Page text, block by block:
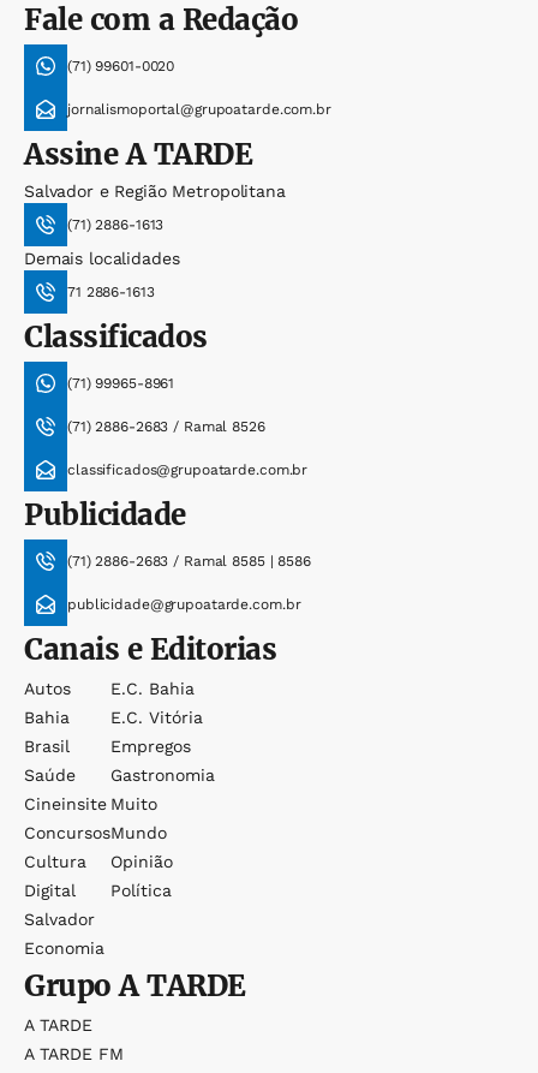
Fale com a Redação
(71) 99601-0020
jornalismoportal@grupoatarde.com.br
AssineA TARDE
Salvador e Região Metropolitana
(71) 2886-1613
Demais localidades
71 2886-1613
Classificados
(71) 99965-8961
(71) 2886-2683 / Ramal 8526
classificados@grupoatarde.com.br
Publicidade
(71) 2886-2683 / Ramal 8585 | 8586
publicidade@grupoatarde.com.br
Canais e Editorias
Autos
Bahia
Brasil
Saúde
Cineinsite
Concursos
Cultura
Digital
Salvador
Economia
E.c. Bahia
E.c. Vitória
Empregos
Gastronomia
Muito
Mundo
Opinião
Política
GrupoA TARDE
A TARDE
A TARDE FM